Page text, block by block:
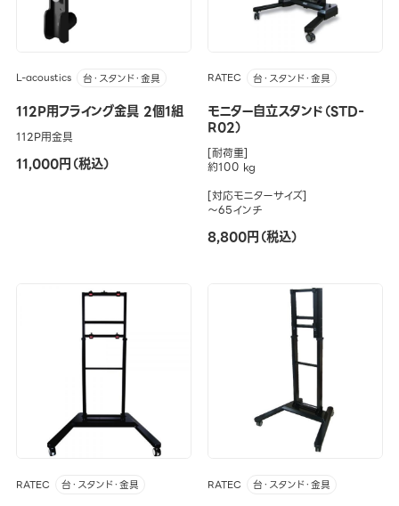
L-acoustics 台・スタンド・金具
112P用フライング金具 2個1組
112P用金具
11,000円（税込）
RATEC 台・スタンド・金具
モニター自立スタンド（STD-
R02）
[耐荷重]
約100 kg
[対応モニターサイズ]
～65インチ
8,800円（税込）
RATEC 台・スタンド・金具 RATEC 台・スタンド・金具